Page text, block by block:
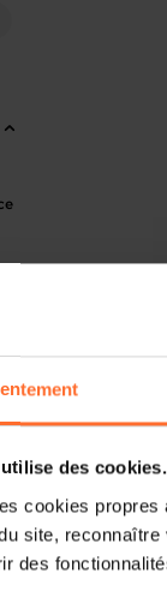
des cookies.
cookies
site,
des